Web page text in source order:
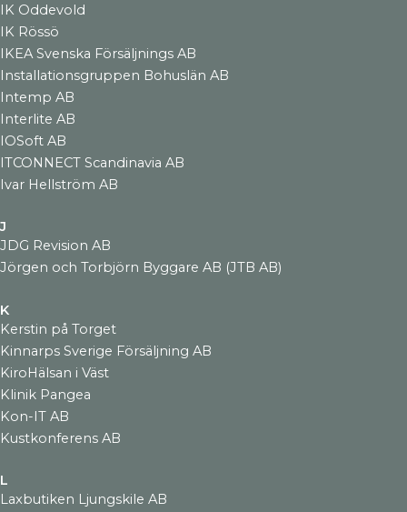
IK Oddevold
IK Rössö
IKEA Svenska Försäljnings AB
Installationsgruppen Bohuslän AB
Intemp AB
Interlite AB
IOSoft AB
ITCONNECT Scandinavia AB
Ivar Hellström AB
J
JDG Revision AB
Jörgen och Torbjörn Byggare AB (JTB AB)
K
Kerstin på Torget
Kinnarps Sverige Försäljning AB
KiroHälsan i Väst
Klinik Pangea
Kon-IT AB
Kustkonferens AB
L
Laxbutiken Ljungskile AB